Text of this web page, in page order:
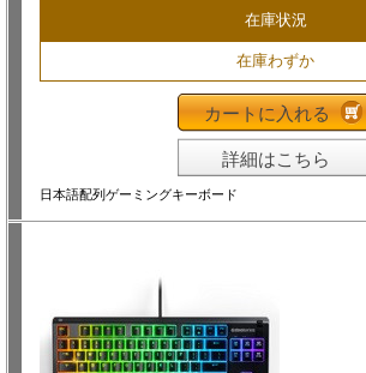
在庫状況
在庫わずか
カートに入れる
詳細はこちら
日本語配列ゲーミングキーボード